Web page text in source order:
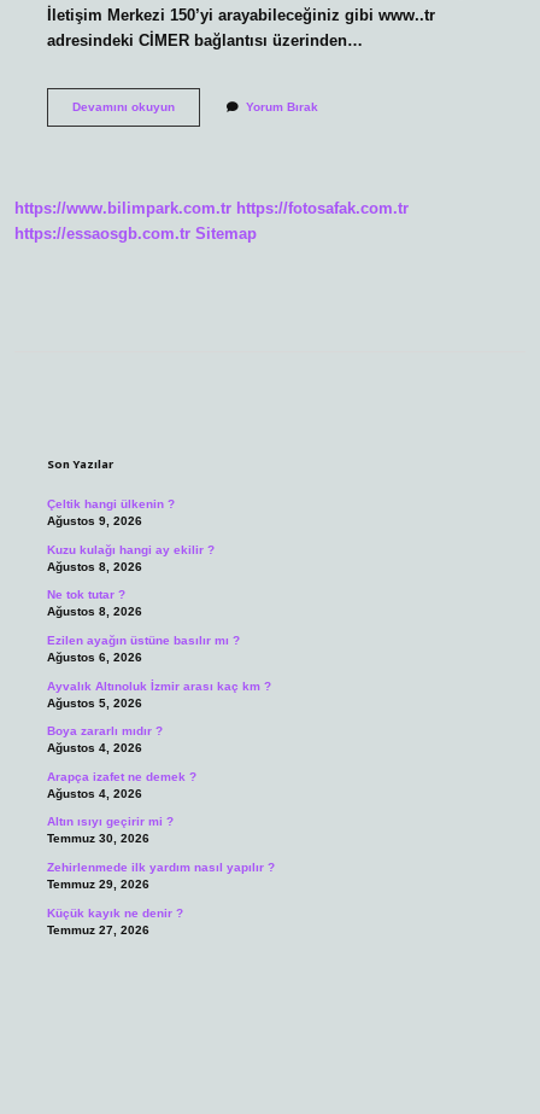
İletişim Merkezi 150’yi arayabileceğiniz gibi www..tr
adresindeki CİMER bağlantısı üzerinden…
Devamını okuyunCumhurbaşkanınaYorum Bırak
https://www.bilimpark.com.tr https://fotosafak.com.tr
https://essaosgb.com.tr Sitemap
Son Yazılar
Çeltik hangi ülkenin ?
Ağustos 9, 2026
Kuzu kulağı hangi ay ekilir ?
Ağustos 8, 2026
Ne tok tutar ?
Ağustos 8, 2026
Ezilen ayağın üstüne basılır mı ?
Ağustos 6, 2026
Ayvalık Altınoluk İzmir arası kaç km ?
Ağustos 5, 2026
Boya zararlı mıdır ?
Ağustos 4, 2026
Arapça izafet ne demek ?
Ağustos 4, 2026
Altın ısıyı geçirir mi ?
Temmuz 30, 2026
Zehirlenmede ilk yardım nasıl yapılır ?
Temmuz 29, 2026
Küçük kayık ne denir ?
Temmuz 27, 2026